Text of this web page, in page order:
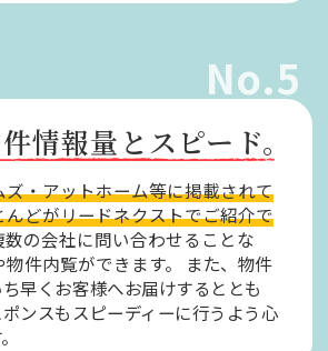
No.5
情報量とスピード。
・アットホーム等に掲載されて
どがリードネクストでご紹介で
数の会社に問い合わせることな
件内覧ができます。
また、物件
早くお客様へお届けするととも
ンスもスピーディーに行うよう心